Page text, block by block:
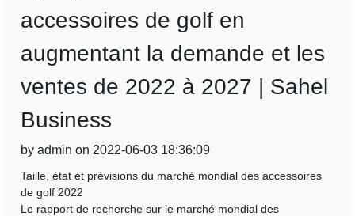
accessoires de golf en
augmentant la demande et les
ventes de 2022 à 2027 | Sahel
Business
by admin on 2022-06-03 18:36:09
Taille, état et prévisions du marché mondial des accessoires
de golf 2022
Le rapport de recherche sur le marché mondial des